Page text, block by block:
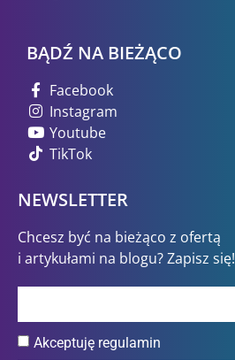
BĄDŹ NA BIEŻĄCO
Facebook
Instagram
Youtube
TikTok
NEWSLETTER
Chcesz być na bieżąco z ofertą
i artykułami na blogu? Zapisz się!
Akceptuję regulamin